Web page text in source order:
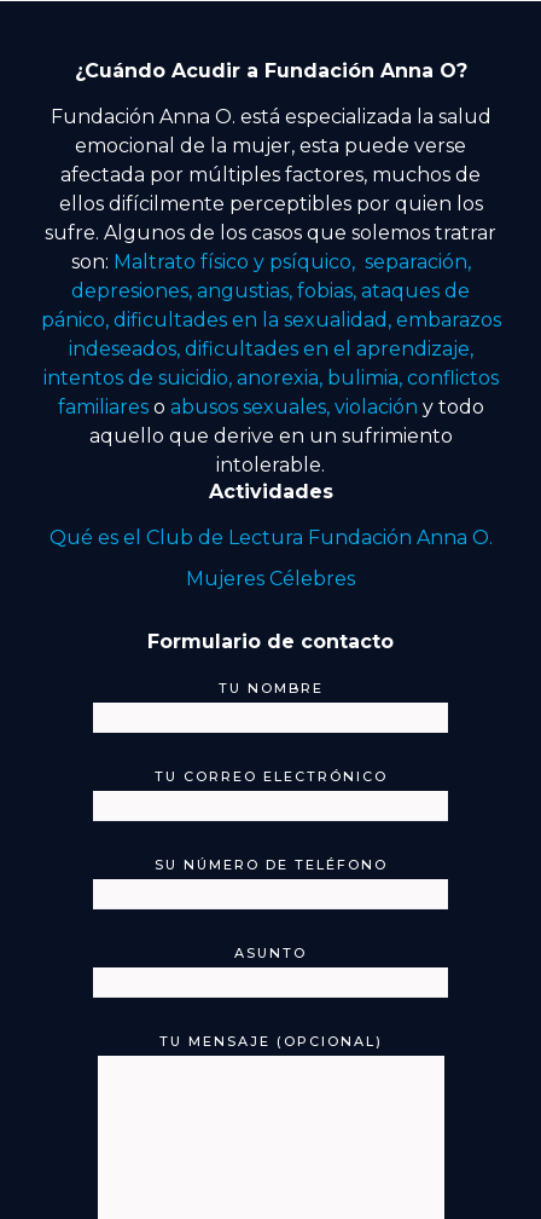
¿Cuándo Acudir a Fundación Anna O?
Fundación Anna O. está especializada la salud
emocional de la mujer, esta puede verse
afectada por múltiples factores, muchos de
ellos difícilmente perceptibles por quien los
sufre. Algunos de los casos que solemos tratrar
son: Maltrato físico y psíquico, separación,
depresiones, angustias, fobias, ataques de
pánico, dificultades en la sexualidad, embarazos
indeseados, dificultades en el aprendizaje,
intentos de suicidio, anorexia, bulimia, conflictos
familiareso abusos sexuales, violación y todo
aquello que derive en un sufrimiento
intolerable.
Actividades
Qué es el Club de Lectura Fundación Anna O.
Mujeres Célebres
Formulario de contacto
TU NOMBRE
TU CORREO ELECTRÓNICO
SU NÚMERO DE TELÉFONO
ASUNTO
TU MENSAJE (OPCIONAL)